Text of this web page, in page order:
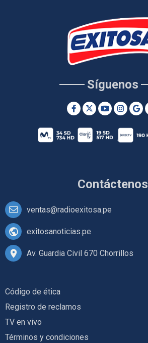
Contáctenos
ventas@radioexitosa.pe
exitosanoticias.pe
Av. Guardia Civil 670 Chorrillos
Síguenos
Código de ética
Registro de reclamos
TV en vivo
Términos y condiciones